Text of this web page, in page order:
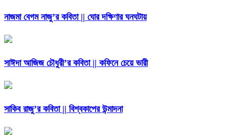
নাজমা বেগম নাজু’র কবিতা || ঘোর দক্ষিণার ঘনঘটায়
সাঈদা আজিজ চৌধুরী’র কবিতা || কফিনে চেয়ে ভারী
সাকিব রাজু’র কবিতা || বিশ্বকাপের উন্মাদনা